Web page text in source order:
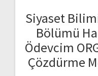
Siyaset
Bölümü
Ödevcim
Çözdürme